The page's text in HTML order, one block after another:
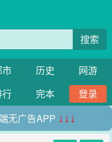
搜索
历史
网游
完本
登录
无广告APP ↓↓↓